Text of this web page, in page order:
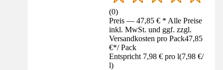
(0)
Preis — 47,85 € * Alle Preise
inkl. MwSt. und ggf. zzgl.
Versandkosten pro Pack47,85
€*/ Pack
Entspricht 7,98 € pro l(7,98 €/
l)